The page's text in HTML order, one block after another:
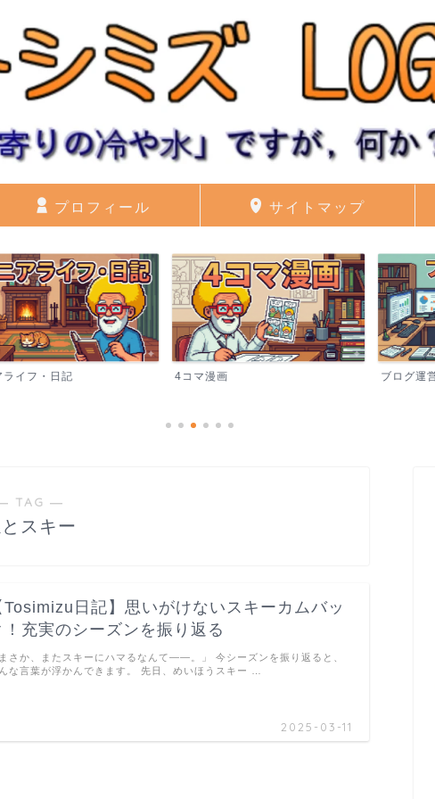
プロフィール サイトマップ
TAG ―
スキー
Tosimizu日記】思いがけないスキーカムバッ
！充実のシーズンを振り返る
2025-03-11
さか、またスキーにハマるなんて——。」 今シーズンを振り返ると、
な言葉が浮かんできます。 先日、めいほうスキー …